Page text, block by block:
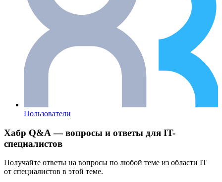
Пользователи
Хабр Q&A — вопросы и ответы для IT-
специалистов
Получайте ответы на вопросы по любой теме из области IT
от специалистов в этой теме.